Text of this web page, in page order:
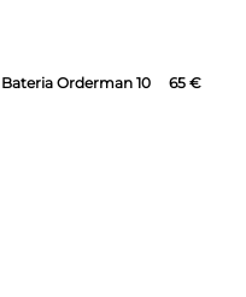
Bateria Orderman 10 65 €